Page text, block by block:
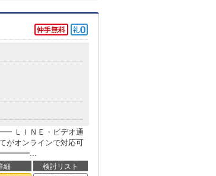
Ｅ・ビデオ通
がオンラインで対応可
細
検討リスト